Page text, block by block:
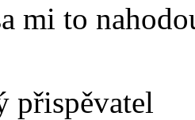
mi to
přispěvatel